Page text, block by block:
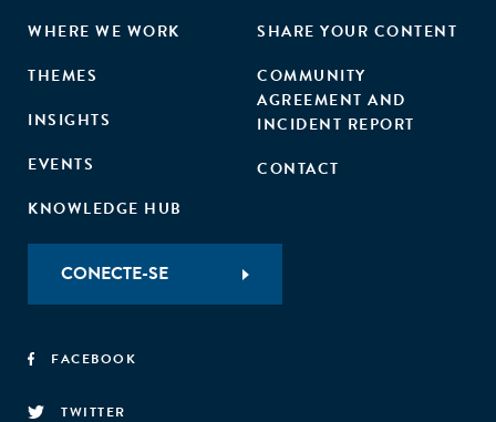
WHERE WE WORK
THEMES
INSIGHTS
EVENTS
KNOWLEDGE HUB
SHARE YOUR CONTENT
COMMUNITY
AGREEMENT AND
INCIDENT REPORT
CONTACT
CONECTE-SE
FACEBOOK
TWITTER